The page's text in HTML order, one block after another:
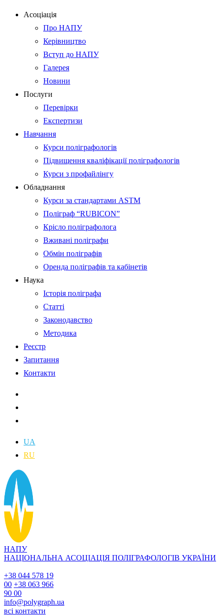
Асоціація
Про НАПУ
Керівництво
Вступ до НАПУ
Галерея
Новини
Послуги
Перевірки
Експертизи
Навчання
Курси поліграфологів
Підвищення кваліфікації поліграфологів
Курси з профайлінгу
Обладнання
Курси за стандартами ASTM
Поліграф “RUBICON”
Крісло поліграфолога
Вживані поліграфи
Обмін поліграфів
Оренда поліграфів та кабінетів
Наука
Історія поліграфа
Статті
Законодавство
Методика
Реєстр
Запитання
Контакти
UA
RU
НАПУ
НАЦІОНАЛЬНА АСОЦІАЦІЯ ПОЛІГРАФОЛОГІВ УКРАЇНИ
+38 044 578 19
00 +38 063 966
90 00
info@polygraph.ua
всі контакти